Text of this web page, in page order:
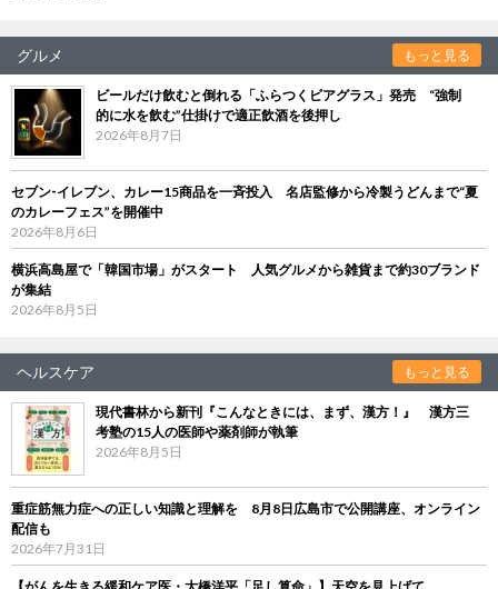
グルメ もっと見る
ビールだけ飲むと倒れる「ふらつくビアグラス」発売 “強制
的に水を飲む”仕掛けで適正飲酒を後押し
2026年8月7日
セブン‐イレブン、カレー15商品を一斉投入 名店監修から冷製うどんまで“夏
のカレーフェス”を開催中
2026年8月6日
横浜高島屋で「韓国市場」がスタート 人気グルメから雑貨まで約30ブランド
が集結
2026年8月5日
ヘルスケア もっと見る
現代書林から新刊『こんなときには、まず、漢方！』 漢方三
考塾の15人の医師や薬剤師が執筆
2026年8月5日
重症筋無力症への正しい知識と理解を 8月8日広島市で公開講座、オンライン
配信も
2026年7月31日